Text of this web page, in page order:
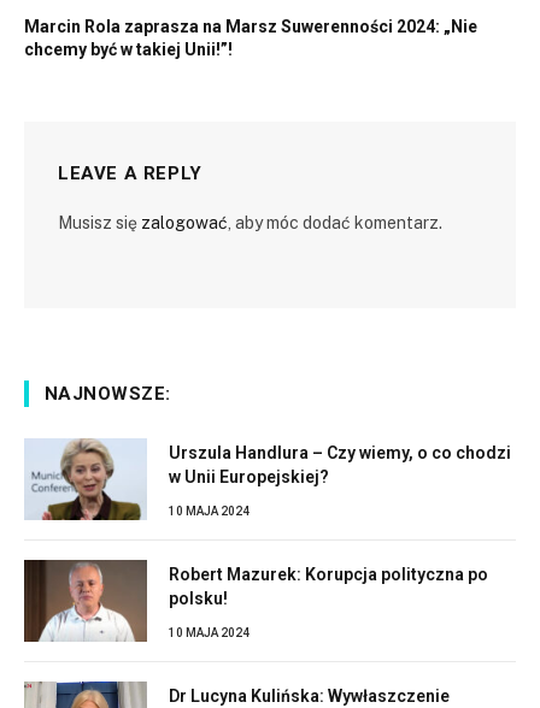
Marcin Rola zaprasza na Marsz Suwerenności 2024: „Nie
chcemy być w takiej Unii!”!
LEAVE A REPLY
Musisz się zalogować, aby móc dodać komentarz.
NAJNOWSZE:
Urszula Handlura – Czy wiemy, o co chodzi
w Unii Europejskiej?
10 MAJA 2024
Robert Mazurek: Korupcja polityczna po
polsku!
10 MAJA 2024
Dr Lucyna Kulińska: Wywłaszczenie